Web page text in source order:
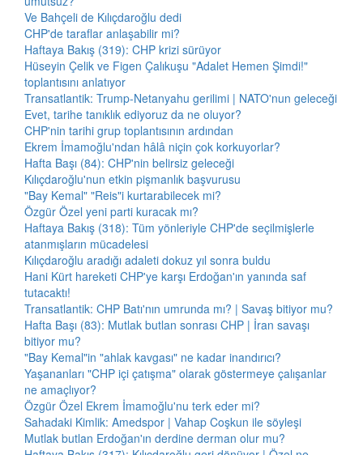
Ve Bahçeli de Kılıçdaroğlu dedi
CHP'de taraflar anlaşabilir mi?
Haftaya Bakış (319): CHP krizi sürüyor
Hüseyin Çelik ve Figen Çalıkuşu "Adalet Hemen Şimdi!"
toplantısını anlatıyor
Transatlantik: Trump-Netanyahu gerilimi | NATO'nun geleceği
Evet, tarihe tanıklık ediyoruz da ne oluyor?
CHP'nin tarihi grup toplantısının ardından
Ekrem İmamoğlu'ndan hâlâ niçin çok korkuyorlar?
Hafta Başı (84): CHP'nin belirsiz geleceği
Kılıçdaroğlu'nun etkin pişmanlık başvurusu
"Bay Kemal" "Reis"i kurtarabilecek mi?
Özgür Özel yeni parti kuracak mı?
Haftaya Bakış (318): Tüm yönleriyle CHP'de seçilmişlerle
atanmışların mücadelesi
Kılıçdaroğlu aradığı adaleti dokuz yıl sonra buldu
Hani Kürt hareketi CHP'ye karşı Erdoğan'ın yanında saf
tutacaktı!
Transatlantik: CHP Batı'nın umrunda mı? | Savaş bitiyor mu?
Hafta Başı (83): Mutlak butlan sonrası CHP | İran savaşı
bitiyor mu?
"Bay Kemal"in "ahlak kavgası" ne kadar inandırıcı?
Yaşananları "CHP içi çatışma" olarak göstermeye çalışanlar
ne amaçlıyor?
Özgür Özel Ekrem İmamoğlu'nu terk eder mi?
Sahadaki Kimlik: Amedspor | Vahap Coşkun ile söyleşi
Mutlak butlan Erdoğan'ın derdine derman olur mu?